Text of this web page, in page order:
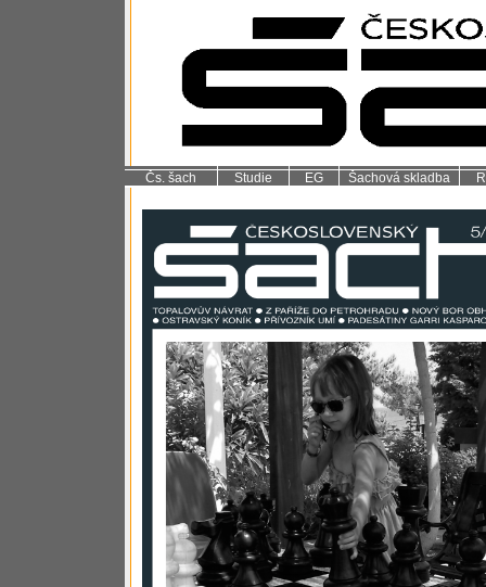
Čs. šach Studie EG Šachová skladba